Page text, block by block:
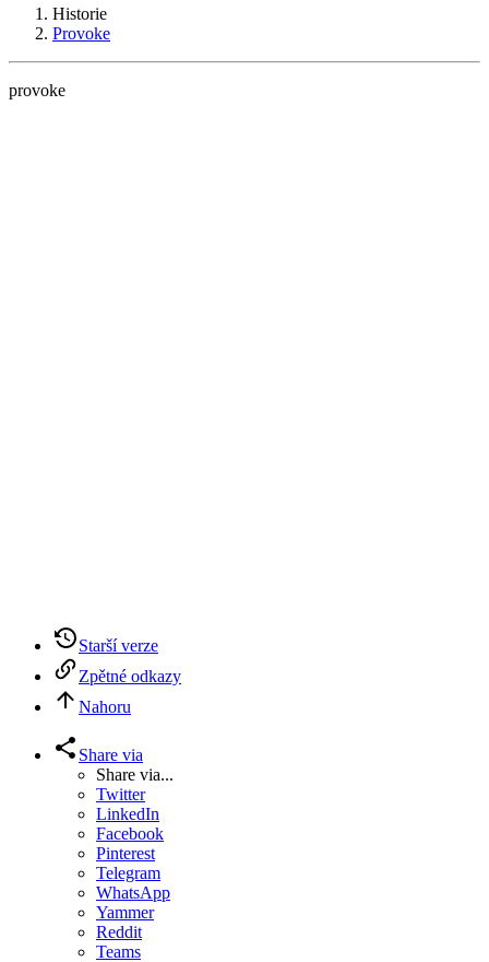
Historie
Provoke
provoke
Starší verze
Zpětné odkazy
Nahoru
Share via
Share via...
Twitter
LinkedIn
Facebook
Pinterest
Telegram
WhatsApp
Yammer
Reddit
Teams